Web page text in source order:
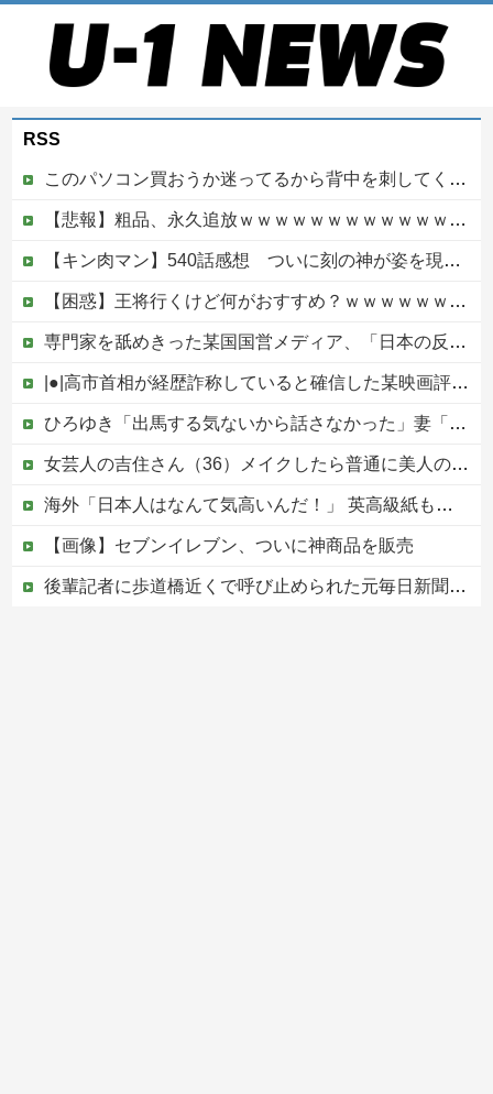
RSS
このパソコン買おうか迷ってるから背中を刺してくれｗｗｗ
【悲報】粗品、永久追放ｗｗｗｗｗｗｗｗｗｗｗｗｗｗｗ（証拠あり）
【キン肉マン】540話感想 ついに刻の神が姿を現す！そしてピノという謎の女超人？も登場
【困惑】王将行くけど何がおすすめ？ｗｗｗｗｗｗｗｗｗｗ他
専門家を舐めきった某国国営メディア、「日本の反撃能力が地域を不安定化させている」というストーリーで番組制作を進めようとするも……
|●|高市首相が経歴詐称していると確信した某映画評論家、「上級公務員試験に合格とは書いてないんですが…」とツッコミを受けまくり……
ひろゆき「出馬する気ないから話さなかった」妻「それでも不誠実だろ」→離婚協議へｗｗｗｗｗ
女芸人の吉住さん（36）メイクしたら普通に美人の部類だったと判明ｗｗｗｗｗｗｗｗｗ
海外「日本人はなんて気高いんだ！」 英高級紙も驚愕した極限の中の日本人の姿に世界が衝撃
【画像】セブンイレブン、ついに神商品を販売
後輩記者に歩道橋近くで呼び止められた元毎日新聞記者、「元毎日と名乗ってSNSで活動するな」と要求されてしまい……